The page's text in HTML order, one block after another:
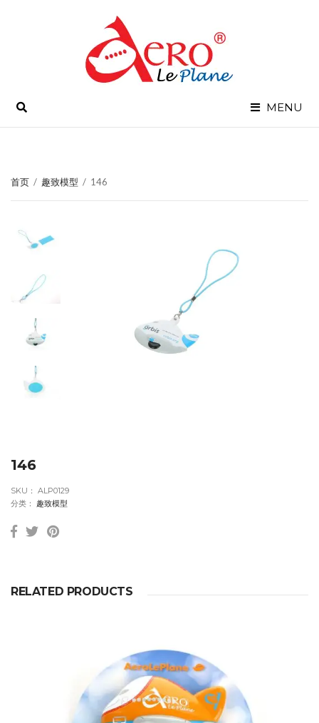
MENU
首页 / 趣致模型 / 146
146
SKU： ALP0129
分类： 趣致模型
RELATED PRODUCTS